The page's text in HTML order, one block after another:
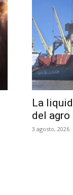
La
del agro
3 agosto, 2026